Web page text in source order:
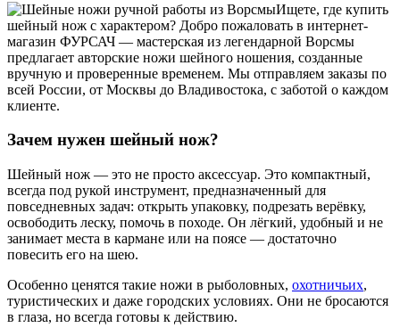
Ищете, где купить
шейный нож с характером? Добро пожаловать в интернет-
магазин ФУРСАЧ — мастерская из легендарной Ворсмы
предлагает авторские ножи шейного ношения, созданные
вручную и проверенные временем. Мы отправляем заказы по
всей России, от Москвы до Владивостока, с заботой о каждом
клиенте.
Зачем нужен шейный нож?
Шейный нож — это не просто аксессуар. Это компактный,
всегда под рукой инструмент, предназначенный для
повседневных задач: открыть упаковку, подрезать верёвку,
освободить леску, помочь в походе. Он лёгкий, удобный и не
занимает места в кармане или на поясе — достаточно
повесить его на шею.
Особенно ценятся такие ножи в рыболовных, охотничьих,
туристических и даже городских условиях. Они не бросаются
в глаза, но всегда готовы к действию.